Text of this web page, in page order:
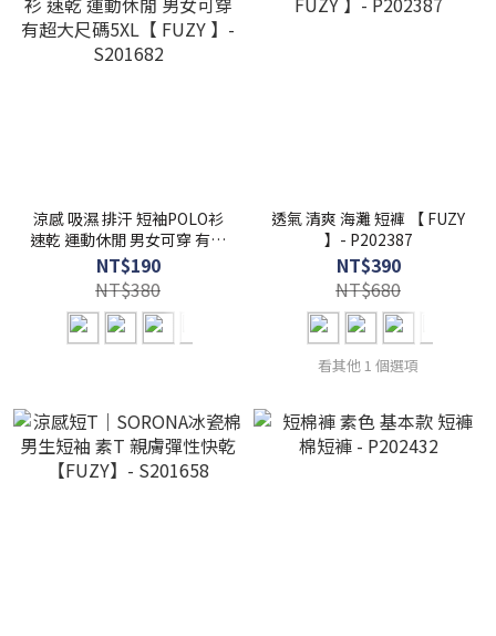
涼感 吸濕 排汗 短袖POLO衫
速乾 運動休閒 男女可穿 有超
大尺碼5XL【 FUZY 】-
S201682
NT$190
NT$380
透氣 清爽 海灘 短褲 【 FUZY
】- P202387
NT$390
NT$680
看其他 1 個選項